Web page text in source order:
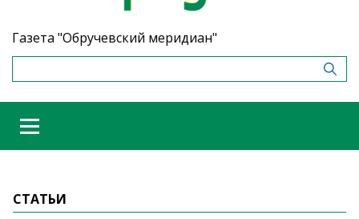
Газета "Обручевский меридиан"
СТАТЬИ